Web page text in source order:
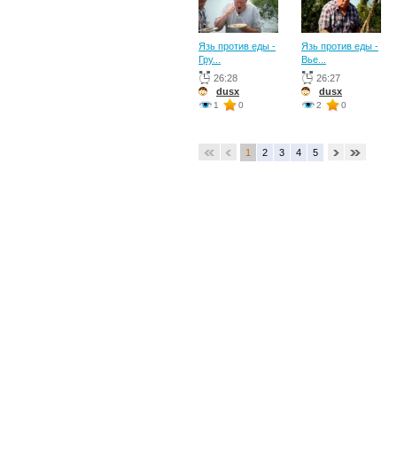
Язь против еды -
Гру...
26:28
dusx
1 0
Язь против еды -
Вье...
26:27
dusx
2 0
1 2 3 4 5